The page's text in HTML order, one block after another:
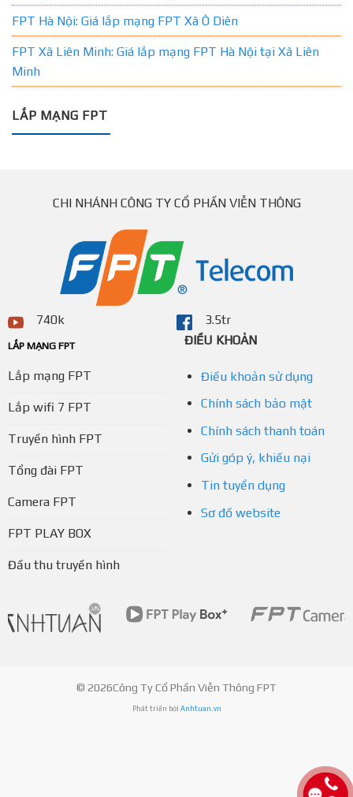
FPT Hà Nội: Giá lắp mạng FPT Xã Ô Diên
FPT Xã Liên Minh: Giá lắp mạng FPT Hà Nội tại Xã Liên
Minh
LẮP MẠNG FPT
CHI NHÁNH CÔNG TY CỔ PHẦN VIỄN THÔNG
740k 3.5tr
LẮP MẠNG FPT
Lắp mạng FPT
Lắp wifi 7 FPT
Truyền hình FPT
Tổng đài FPT
Camera FPT
FPT PLAY BOX
Đầu thu truyền hình
ĐIỀU KHOẢN
Điều khoản sử dụng
Chính sách bảo mật
Chính sách thanh toán
Gửi góp ý, khiếu nại
Tin tuyển dụng
Sơ đồ website
© 2026Công Ty Cổ Phần Viễn Thông FPT
Phát triển bởi Anhtuan.vn